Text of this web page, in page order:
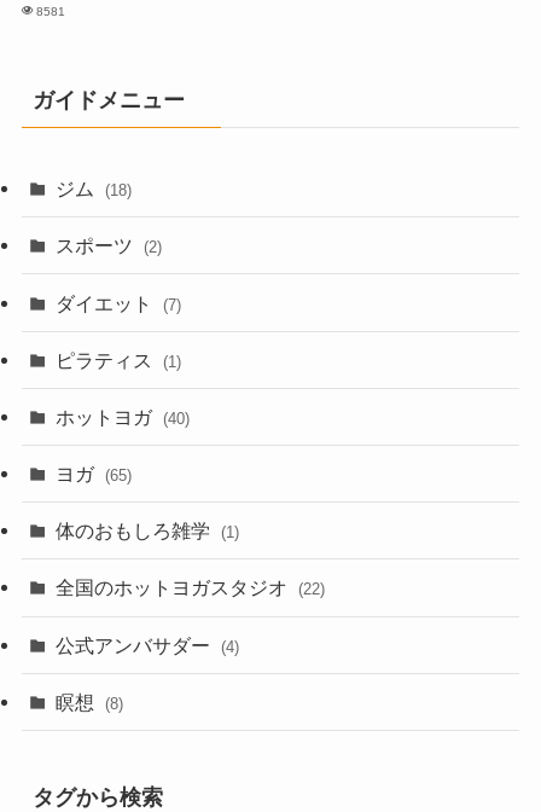
8581
ガイドメニュー
ジム (18)
スポーツ (2)
ダイエット (7)
ピラティス (1)
ホットヨガ (40)
ヨガ (65)
体のおもしろ雑学 (1)
全国のホットヨガスタジオ (22)
公式アンバサダー (4)
瞑想 (8)
タグから検索